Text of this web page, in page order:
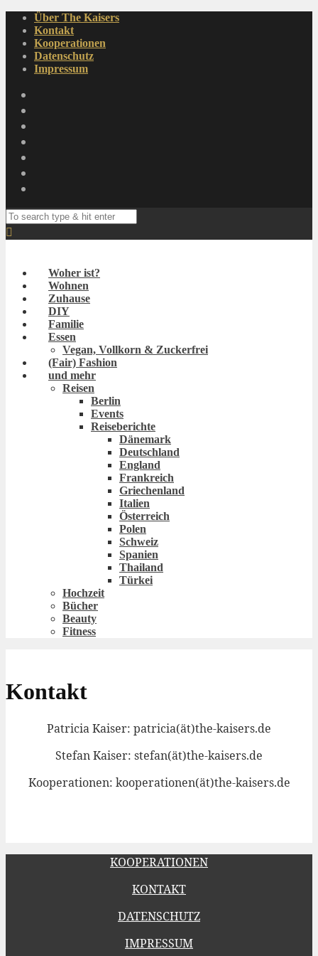
Über The Kaisers
Kontakt
Kooperationen
Datenschutz
Impressum
Woher ist?
Wohnen
Zuhause
DIY
Familie
Essen
Vegan, Vollkorn & Zuckerfrei
(Fair) Fashion
und mehr
Reisen
Berlin
Events
Reiseberichte
Dänemark
Deutschland
England
Frankreich
Griechenland
Italien
Österreich
Polen
Schweiz
Spanien
Thailand
Türkei
Hochzeit
Bücher
Beauty
Fitness
Kontakt
Patricia Kaiser: patricia(ät)the-kaisers.de
Stefan Kaiser: stefan(ät)the-kaisers.de
Kooperationen: kooperationen(ät)the-kaisers.de
KOOPERATIONEN
KONTAKT
DATENSCHUTZ
IMPRESSUM